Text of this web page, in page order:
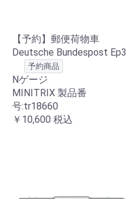
【予約】郵便荷物車
Deutsche Bundespost Ep3
予約商品
Nゲージ
MINITRIX 製品番
号:tr18660
￥10,600 税込